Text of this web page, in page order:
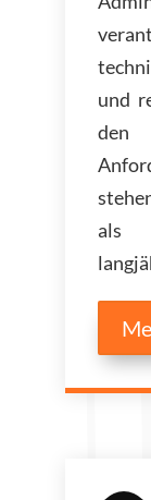
und
den
als